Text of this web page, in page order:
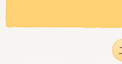
スタッフブロ